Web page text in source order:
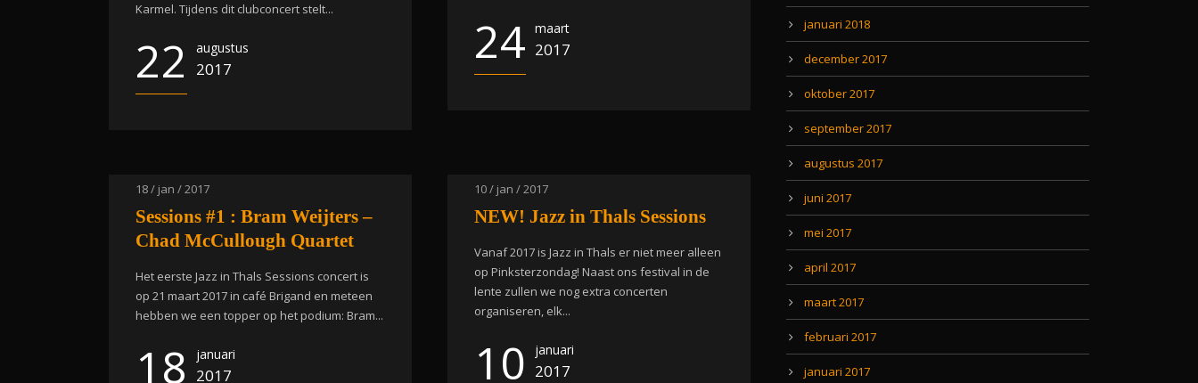
Karmel. Tijdens dit clubconcert stelt...
22 augustus
2017 24 maart
2017
18 / jan / 2017
Sessions #1 : Bram Weijters –
Chad McCullough Quartet
Het eerste Jazz in Thals Sessions concert is
op 21 maart 2017 in café Brigand en meteen
hebben we een topper op het podium: Bram...
18 januari
2017
10 / jan / 2017
NEW! Jazz in Thals Sessions
Vanaf 2017 is Jazz in Thals er niet meer alleen
op Pinksterzondag! Naast ons festival in de
lente zullen we nog extra concerten
organiseren, elk...
10 januari
2017
januari 2018
december 2017
oktober 2017
september 2017
augustus 2017
juni 2017
mei 2017
april 2017
maart 2017
februari 2017
januari 2017